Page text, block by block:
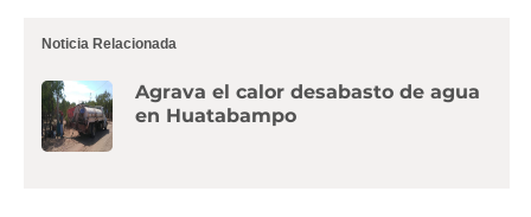
Noticia Relacionada
Agrava el calor desabasto de agua
en Huatabampo